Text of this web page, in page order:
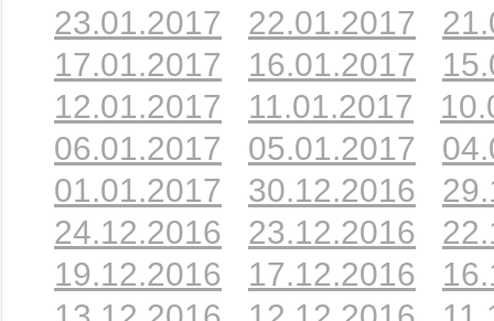
23.01.2017
22.01.2017
17.01.2017
16.01.2017
12.01.2017
11.01.2017
06.01.2017
05.01.2017
01.01.2017
30.12.2016
24.12.2016
23.12.2016
19.12.2016
17.12.2016